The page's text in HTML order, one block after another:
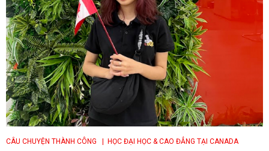
CÂU CHUYỆN THÀNH CÔNG | HỌC ĐẠI HỌC & CAO ĐẲNG TẠI CANADA